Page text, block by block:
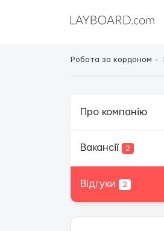
Робота за кордоном
Про компанію
Вакансії 2
Відгуки 2